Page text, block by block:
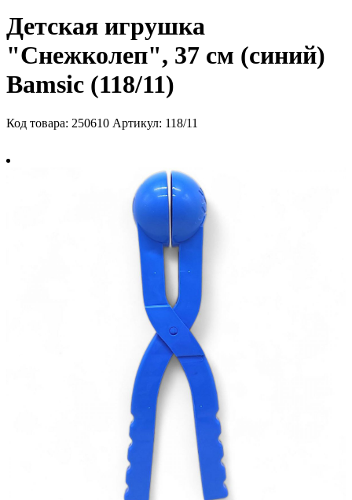
Детская игрушка
"Снежколеп", 37 см (синий)
Bamsic (118/11)
Код товара: 250610 Артикул: 118/11